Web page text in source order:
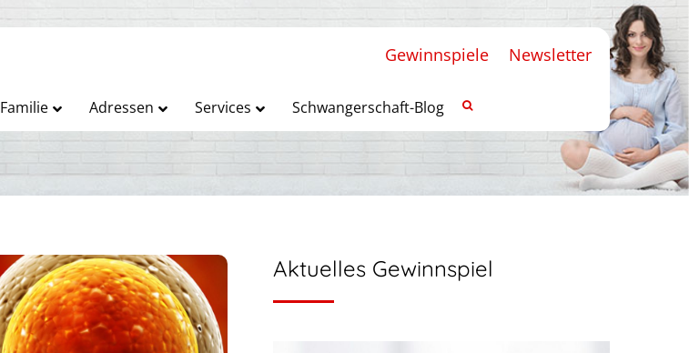
Gewinnspiele Newsletter
Familie Adressen Services Schwangerschaft-Blog
Aktuelles Gewinnspiel